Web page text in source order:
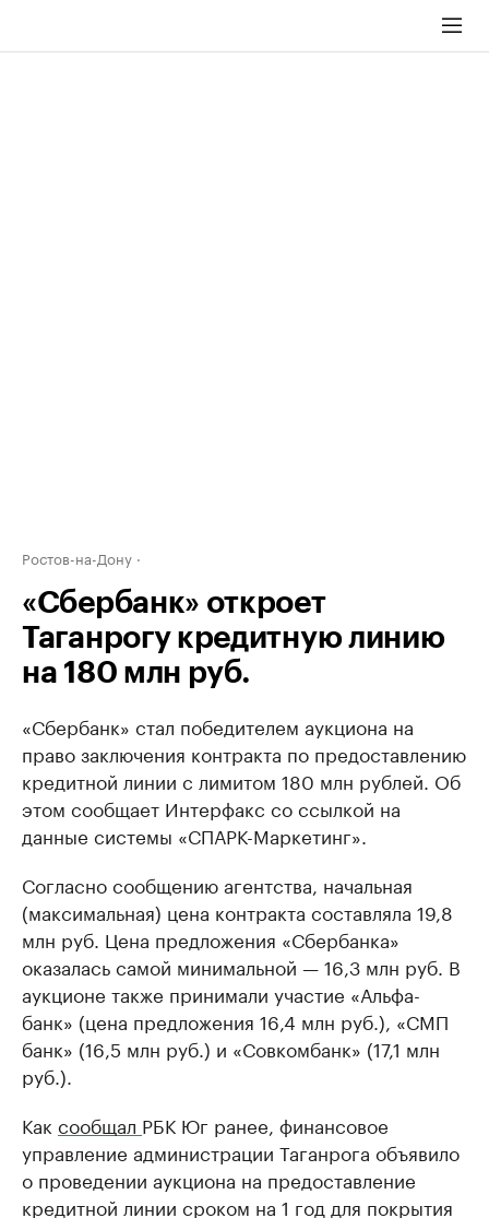
Ростов-на-Дону
«Сбербанк» откроет
Таганрогу кредитную линию
на 180 млн руб.
«Сбербанк» стал победителем аукциона на
право заключения контракта по предоставлению
кредитной линии с лимитом 180 млн рублей. Об
этом сообщает Интерфакс со ссылкой на
данные системы «СПАРК-Маркетинг».
Согласно сообщению агентства, начальная
(максимальная) цена контракта составляла 19,8
млн руб. Цена предложения «Сбербанка»
оказалась самой минимальной — 16,3 млн руб. В
аукционе также принимали участие «Альфа-
банк» (цена предложения 16,4 млн руб.), «СМП
банк» (16,5 млн руб.) и «Совкомбанк» (17,1 млн
руб.).
Как сообщал РБК Юг ранее, финансовое
управление администрации Таганрога объявило
о проведении аукциона на предоставление
кредитной линии сроком на 1 год для покрытия